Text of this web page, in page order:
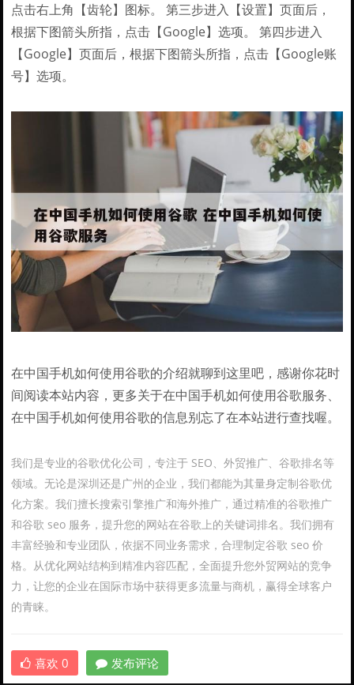
点击右上角【齿轮】图标。 第三步进入【设置】页面后，
根据下图箭头所指，点击【Google】选项。 第四步进入
【Google】页面后，根据下图箭头所指，点击【Google账
号】选项。
在中国手机如何使用谷歌的介绍就聊到这里吧，感谢你花时
间阅读本站内容，更多关于在中国手机如何使用谷歌服务、
在中国手机如何使用谷歌的信息别忘了在本站进行查找喔。
我们是专业的谷歌优化公司，专注于 SEO、外贸推广、谷歌排名等
领域。无论是深圳还是广州的企业，我们都能为其量身定制谷歌优
化方案。我们擅长搜索引擎推广和海外推广，通过精准的谷歌推广
和谷歌 seo 服务，提升您的网站在谷歌上的关键词排名。我们拥有
丰富经验和专业团队，依据不同业务需求，合理制定谷歌 seo 价
格。从优化网站结构到精准内容匹配，全面提升您外贸网站的竞争
力，让您的企业在国际市场中获得更多流量与商机，赢得全球客户
的青睐。
喜欢 0 发布评论